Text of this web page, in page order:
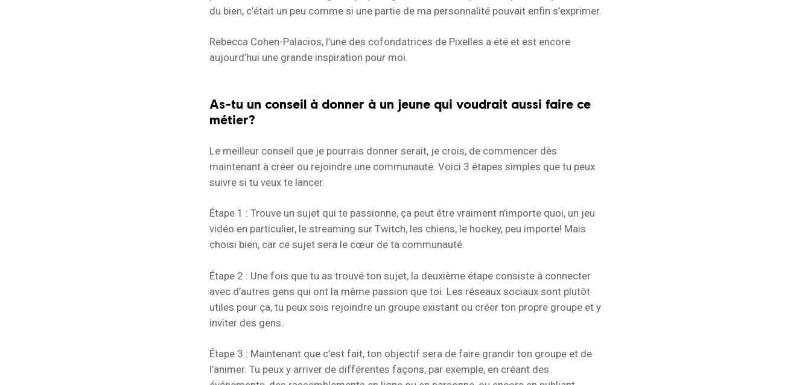
du bien, c’était un peu comme si une partie de ma personnalité pouvait enfin s’exprimer.
Rebecca Cohen-Palacios, l’une des cofondatrices de Pixelles a été et est encore
aujourd’hui une grande inspiration pour moi.
As-tu un conseil à donner à un jeune qui voudrait aussi faire ce
métier?
Le meilleur conseil que je pourrais donner serait, je crois, de commencer dès
maintenant à créer ou rejoindre une communauté. Voici 3 étapes simples que tu peux
suivre si tu veux te lancer.
Étape 1 : Trouve un sujet qui te passionne, ça peut être vraiment n’importe quoi, un jeu
vidéo en particulier, le streaming sur Twitch, les chiens, le hockey, peu importe! Mais
choisi bien, car ce sujet sera le cœur de ta communauté.
Étape 2 : Une fois que tu as trouvé ton sujet, la deuxième étape consiste à connecter
avec d’autres gens qui ont la même passion que toi. Les réseaux sociaux sont plutôt
utiles pour ça, tu peux sois rejoindre un groupe existant ou créer ton propre groupe et y
inviter des gens.
Étape 3 : Maintenant que c’est fait, ton objectif sera de faire grandir ton groupe et de
l’animer. Tu peux y arriver de différentes façons, par exemple, en créant des